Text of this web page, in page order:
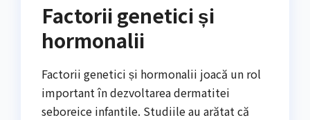
Factorii genetici și
hormonalii
Factorii genetici și hormonalii joacă un rol
important în dezvoltarea dermatitei
seboreice infantile. Studiile au arătat că